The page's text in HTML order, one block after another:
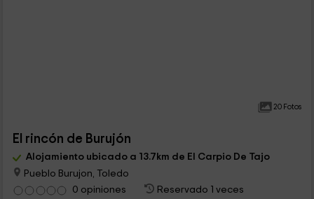
20 Fotos
El rincón de Burujón
Alojamiento ubicado a 13.7km de El Carpio De Tajo
Pueblo Burujon, Toledo
0 opiniones
Reservado 1 veces